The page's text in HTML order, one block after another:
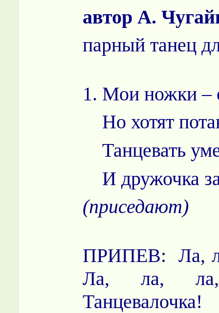
автор А.
парный танец
1. Мои ножки –
Но хотят
Танцевать
И дружочка
(приседают)
ПРИПЕВ: Ла,
Ла, ла,
Танцевалочка!